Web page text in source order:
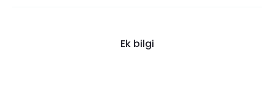
Ek bilgi